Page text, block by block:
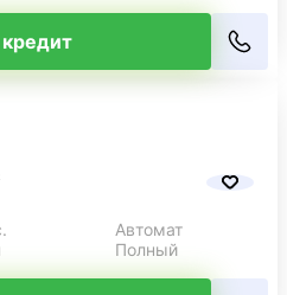
Автомат
Полный